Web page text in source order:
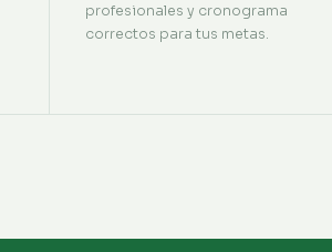
profesionales y cronograma
correctos para tus metas.